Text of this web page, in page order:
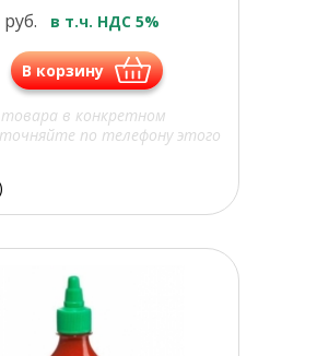
руб. в т.ч. НДС 5%
В корзину
в конкретном
по телефону этого